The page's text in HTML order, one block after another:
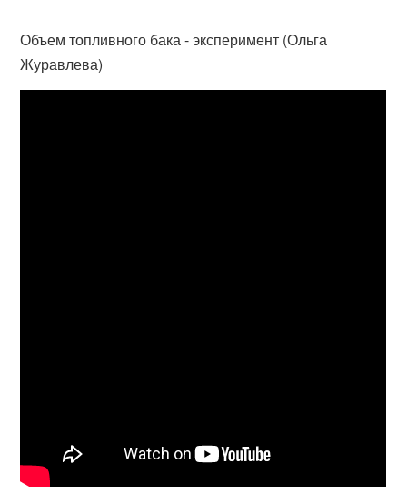
Объем топливного бака - эксперимент (Ольга
Журавлева)